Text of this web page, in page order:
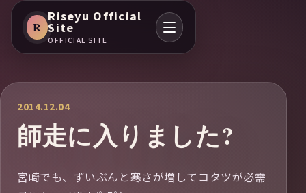
R
Riseyu Official
Site
OFFICIAL SITE
2014.12.04
師走に入りました?
宮崎でも、ずいぶんと寒さが増してコタツが必需